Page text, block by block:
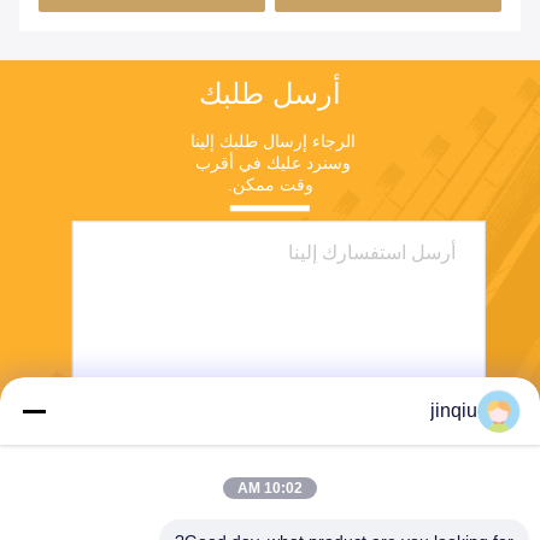
أرسل طلبك
وقت ممكن.
jinqiu
10:02 AM